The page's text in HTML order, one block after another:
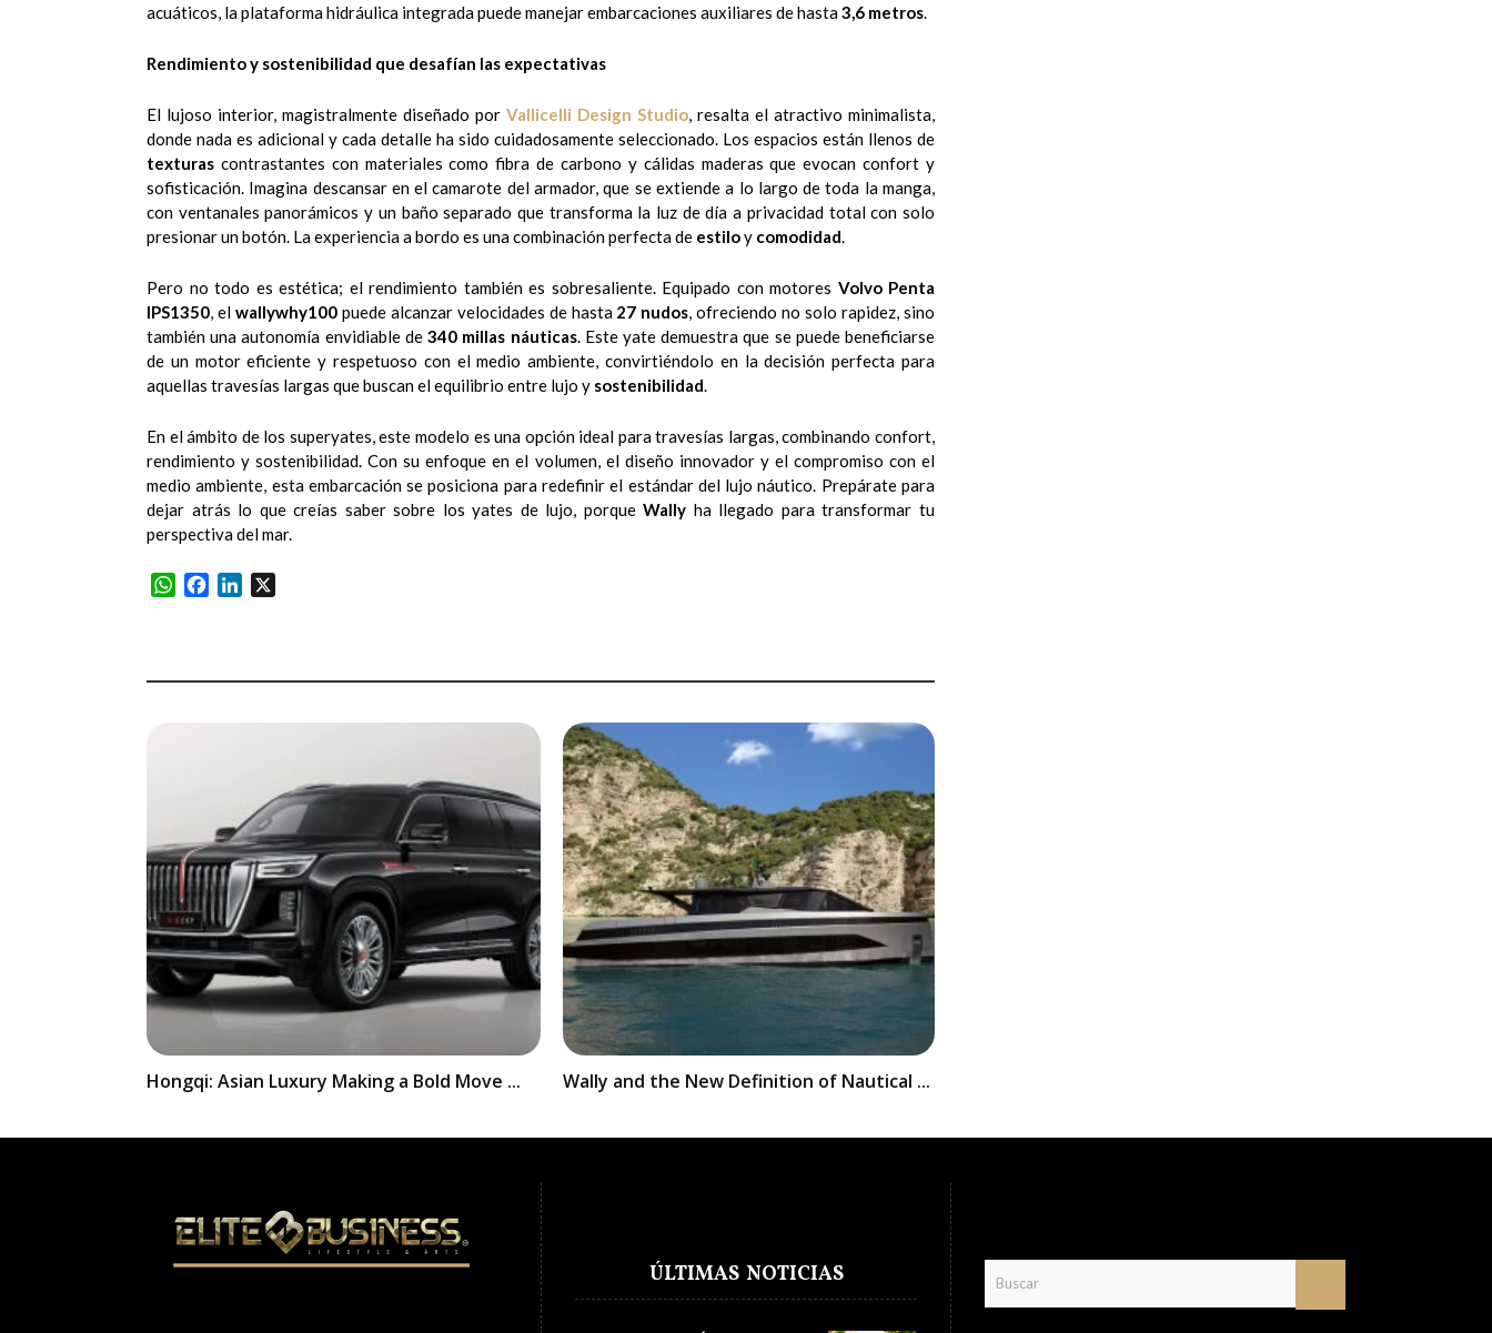
acuáticos, la plataforma hidráulica integrada puede manejar embarcaciones auxiliares de hasta3,6 metros
Rendimiento y sostenibilidad que desafían las expectativas
El lujoso interior, magistralmente diseñado por Vallicelli Design Studio , resalta el atractivo minimalista,
donde nada es adicional y cada detalle ha sido cuidadosamente seleccionado. Los espacios están llenos de
texturas contrastantes con materiales como fibra de carbono y cálidas maderas que evocan confort y
sofisticación. Imagina descansar en el camarote del armador, que se extiende a lo largo de toda la manga,
con ventanales panorámicos y un baño separado que transforma la luz de día a privacidad total con solo
presionar un botón. La experiencia a bordo es una combinación perfecta de estiloy comodidad
Pero no todo es estética; el rendimiento también es sobresaliente. Equipado con motores Volvo Penta
IPS1350 , el wallywhy100puede alcanzar velocidades de hasta 27 nudos , ofreciendo no solo rapidez, sino
también una autonomía envidiable de340 millas náuticas. Este yate demuestra que se puede beneficiarse
de un motor eficiente y respetuoso con el medio ambiente, convirtiéndolo en la decisión perfecta para
aquellas travesías largas que buscan el equilibrio entre lujo y sostenibilidad
En el ámbito de los superyates, este modelo es una opción ideal para travesías largas, combinando confort,
rendimiento y sostenibilidad. Con su enfoque en el volumen, el diseño innovador y el compromiso con el
medio ambiente, esta embarcación se posiciona para redefinir el estándar del lujo náutico. Prepárate para
dejar atrás lo que creías saber sobre los yates de lujo, porqueWally ha llegado para transformar tu
perspectiva del mar.
WhatsApp
FacebookLinkedIn
Hongqi: Asian Luxury Making a Bold Move ... Wally and the New Definition of Nautical ...
ÚLTIMAS NOTICIAS